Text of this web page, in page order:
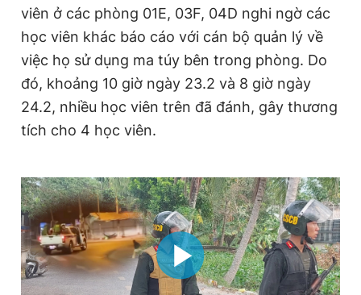
viên ở các phòng 01E, 03F, 04D nghi ngờ các
học viên khác báo cáo với cán bộ quản lý về
việc họ sử dụng ma túy bên trong phòng. Do
đó, khoảng 10 giờ ngày 23.2 và 8 giờ ngày
24.2, nhiều học viên trên đã đánh, gây thương
tích cho 4 học viên.